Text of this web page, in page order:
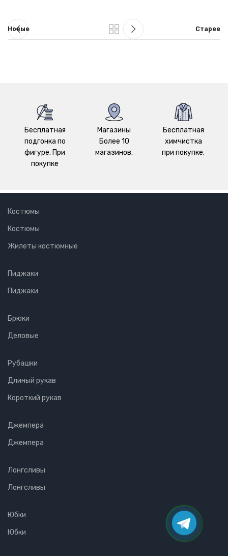
Новые Старее
Бесплатная
подгонка по
фигуре. При
покупке
Магазины
Более 10
магазинов.
Бесплатная
химчистка
при покупке.
Костюмы
Костюмы
Жилеты костюмные
Пиджаки
Пиджаки
Брюки
Деловые
Рубашки
Длиный рукав
Короткий рукав
Джемпера
Джемпера
Лонгсливы
Лонгсливы
Юбки
Юбки